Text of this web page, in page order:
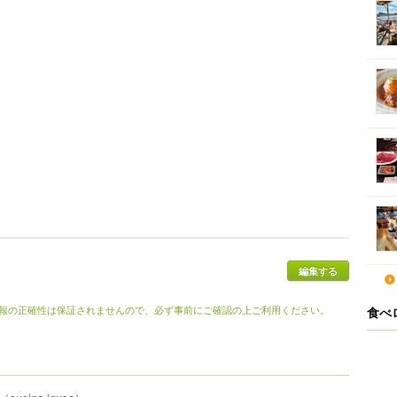
正確性は保証されませんので、必ず事前にご確認の上ご利用ください。 食べ